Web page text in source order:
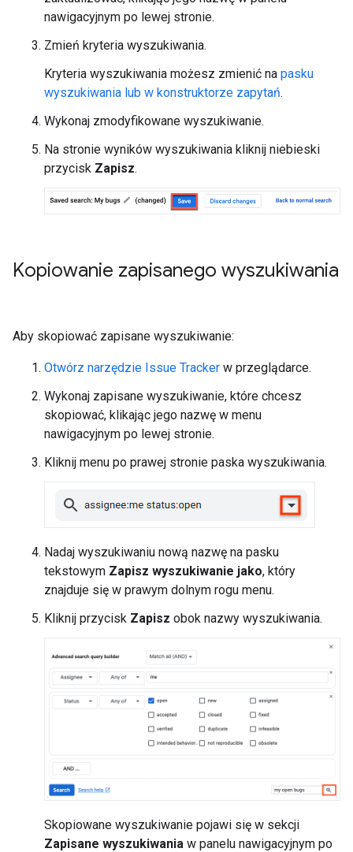
nawigacyjnym po lewej stronie.
Zmień kryteria wyszukiwania.
Kryteria wyszukiwania możesz zmienić na pasku
wyszukiwania lub w konstruktorze zapytań.
Wykonaj zmodyfikowane wyszukiwanie.
Na stronie wyników wyszukiwania kliknij niebieski
przycisk Zapisz.
Kopiowanie zapisanego wyszukiwania
Aby skopiować zapisane wyszukiwanie:
Otwórz narzędzie Issue Tracker w przeglądarce.
Wykonaj zapisane wyszukiwanie, które chcesz
skopiować, klikając jego nazwę w menu
nawigacyjnym po lewej stronie.
Kliknij menu po prawej stronie paska wyszukiwania.
Nadaj wyszukiwaniu nową nazwę na pasku
tekstowym Zapisz wyszukiwanie jako, który
znajduje się w prawym dolnym rogu menu.
Kliknij przycisk Zapisz obok nazwy wyszukiwania.
Skopiowane wyszukiwanie pojawi się w sekcji
Zapisane wyszukiwania w panelu nawigacyjnym po